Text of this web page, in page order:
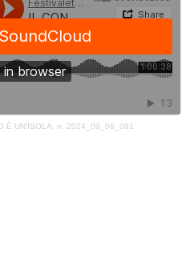
È UN'ISOLA, n. 2024_09_06_091